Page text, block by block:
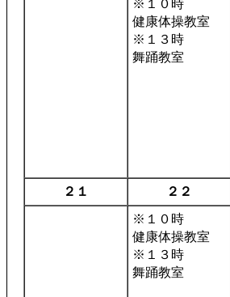
※１０時
健康体操教室
※１３時
舞踊教室
２１ ２２
※１０時
健康体操教室
※１３時
舞踊教室